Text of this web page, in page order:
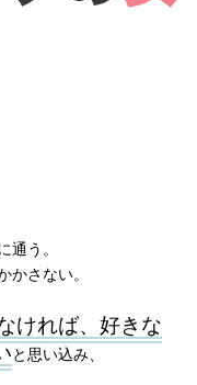
通う。
かさない。
ければ、好きな
と思い込み、